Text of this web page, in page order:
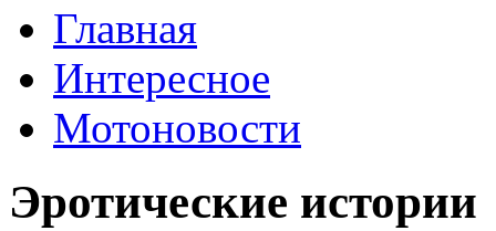
Главная
Интересное
Мотоновости
Эротические истории